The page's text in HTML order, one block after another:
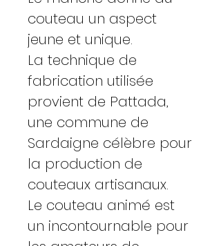
couteau un aspect
jeune et unique.
La technique de
fabrication utilisée
provient de Pattada,
une commune de
Sardaigne célèbre pour
la production de
couteaux artisanaux.
Le couteau animé est
un incontournable pour